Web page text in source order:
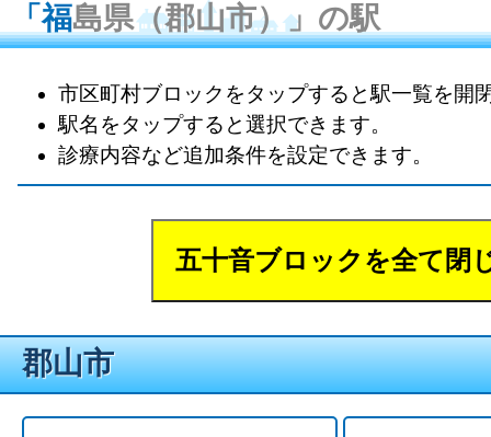
「福島県（郡山市）」の駅
市区町村ブロックをタップすると駅一覧を開
駅名をタップすると選択できます。
診療内容など追加条件を設定できます。
郡山市